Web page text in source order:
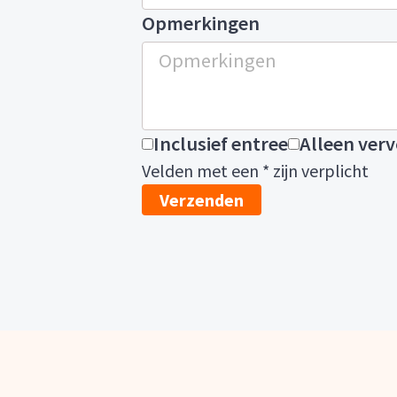
Opmerkingen
Inclusief entree Alleen
Velden met een * zijn verplicht